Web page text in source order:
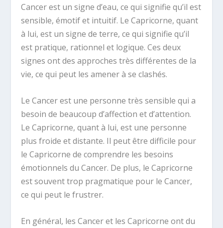
Cancer est un signe d’eau, ce qui signifie qu’il est
sensible, émotif et intuitif. Le Capricorne, quant
à lui, est un signe de terre, ce qui signifie qu’il
est pratique, rationnel et logique. Ces deux
signes ont des approches très différentes de la
vie, ce qui peut les amener à se clashés.
Le Cancer est une personne très sensible qui a
besoin de beaucoup d’affection et d’attention.
Le Capricorne, quant à lui, est une personne
plus froide et distante. Il peut être difficile pour
le Capricorne de comprendre les besoins
émotionnels du Cancer. De plus, le Capricorne
est souvent trop pragmatique pour le Cancer,
ce qui peut le frustrer.
En général, les Cancer et les Capricorne ont du